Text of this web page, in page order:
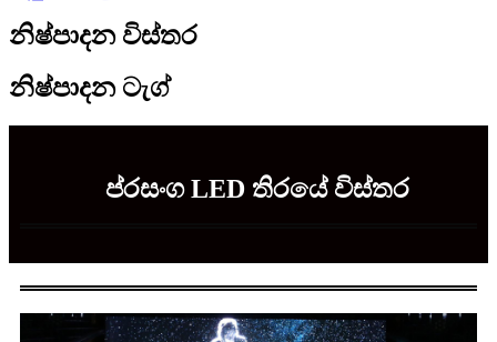
නිෂ්පාදන විස්තර
නිෂ්පාදන ටැග්
ප්රසංග LED තිරයේ විස්තර